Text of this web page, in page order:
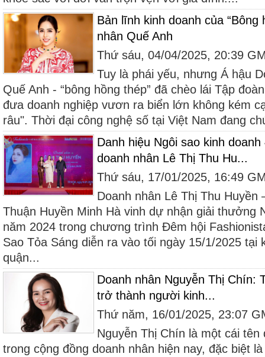
Bản lĩnh kinh doanh của “Bông
nhân Quế Anh
Thứ sáu, 04/04/2025, 20:39
Tuy là phái yếu, nhưng Á hậu
Quế Anh - “bông hồng thép” đã chèo lái Tập
đưa doanh nghiệp vươn ra biển lớn không kém
râu". Thời đại công nghệ số tại Việt Nam đang
Danh hiệu Ngôi sao kinh
doanh nhân Lê Thị Thu Hu...
Thứ sáu, 17/01/2025, 16:49
Doanh nhân Lê Thị Thu Huyền
Thuận Huyền Minh Hà vinh dự nhận giải thưởng
năm 2024 trong chương trình Đêm hội
Sao Tỏa Sáng diễn ra vào tối ngày 15/1/2025 tại
quận...
Doanh nhân Nguyễn Thị Chín:
trở thành người kinh...
Thứ năm, 16/01/2025, 23:07
Nguyễn Thị Chín là một cái
trong cộng đồng doanh nhân hiện nay, đặc biệt